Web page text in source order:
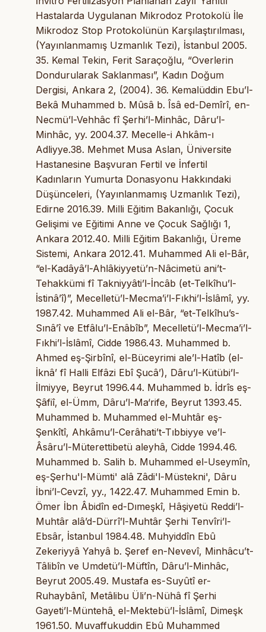
Hastalarda Uygulanan Mikrodoz Protokolü İle
Mikrodoz Stop Protokolünün Karşılaştırılması,
(Yayınlanmamış Uzmanlık Tezi), İstanbul 2005.
35. Kemal Tekin, Ferit Saraçoğlu, “Overlerin
Dondurularak Saklanması”, Kadın Doğum
Dergisi, Ankara 2, (2004). 36. Kemalüddin Ebu’l-
Bekâ Muhammed b. Mûsâ b. Îsâ ed-Demîrî, en-
Necmü’l-Vehhâc fî Şerhi’l-Minhâc, Dâru’l-
Minhâc, yy. 2004.37. Mecelle-i Ahkâm-ı
Adliyye.38. Mehmet Musa Aslan, Üniversite
Hastanesine Başvuran Fertil ve İnfertil
Kadınların Yumurta Donasyonu Hakkındaki
Düşünceleri, (Yayınlanmamış Uzmanlık Tezi),
Edirne 2016.39. Milli Eğitim Bakanlığı, Çocuk
Gelişimi ve Eğitimi Anne ve Çocuk Sağlığı 1,
Ankara 2012.40. Milli Eğitim Bakanlığı, Üreme
Sistemi, Ankara 2012.41. Muhammed Ali el-Bâr,
“el-Kadâyâ’l-Ahlâkiyyetü’n-Nâcimetü ani’t-
Tehakkümi fî Takniyyâti’l-İncâb (et-Telkîhu’l-
İstinâ’î)”, Mecelletü’l-Mecma’i’l-Fıkhi’l-İslâmî, yy.
1987.42. Muhammed Ali el-Bâr, “et-Telkîhu’s-
Sınâ’î ve Etfâlu’l-Enâbîb”, Mecelletü’l-Mecma’i’l-
Fıkhi’l-İslâmî, Cidde 1986.43. Muhammed b.
Ahmed eş-Şirbînî, el-Büceyrimi ale’l-Hatîb (el-
İknâ’ fî Halli Elfâzi Ebî Şucâ’), Dâru’l-Kütübi’l-
İlmiyye, Beyrut 1996.44. Muhammed b. İdrîs eş-
Şâfiî, el-Ümm, Dâru’l-Ma‘rife, Beyrut 1393.45.
Muhammed b. Muhammed el-Muhtâr eş-
Şenkîtî, Ahkâmu’l-Cerâhati’t-Tıbbiyye ve’l-
Âsâru’l-Müterettibetü aleyhâ, Cidde 1994.46.
Muhammed b. Salih b. Muhammed el-Useymîn,
eş-Şerhu'l-Mümti' alâ Zâdi'l-Müstekni', Dâru
İbni’l-Cevzî, yy., 1422.47. Muhammed Emin b.
Ömer İbn Âbidîn ed-Dımeşkî, Hâşiyetü Reddi’l-
Muhtâr alâ’d-Dürrî’l-Muhtâr Şerhi Tenvîri’l-
Ebsâr, İstanbul 1984.48. Muhyiddîn Ebû
Zekeriyyâ Yahyâ b. Şeref en-Nevevî, Minhâcu’t-
Tâlibîn ve Umdetü’l-Müftîn, Dâru’l-Minhâc,
Beyrut 2005.49. Mustafa es-Suyûtî er-
Ruhaybânî, Metâlibu Üli’n-Nühâ fî Şerhi
Gayeti’l-Müntehâ¸ el-Mektebü’l-İslâmî, Dimeşk
1961.50. Muvaffukuddin Ebû Muhammed